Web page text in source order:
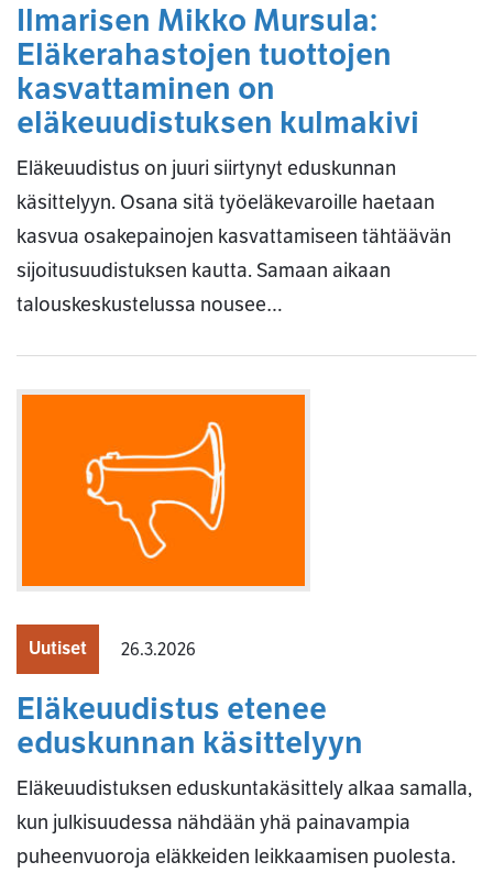
Ilmarisen Mikko Mursula:
Eläkerahastojen tuottojen
kasvattaminen on
eläkeuudistuksen kulmakivi
Eläkeuudistus on juuri siirtynyt eduskunnan
käsittelyyn. Osana sitä työeläkevaroille haetaan
kasvua osakepainojen kasvattamiseen tähtäävän
sijoitusuudistuksen kautta. Samaan aikaan
talouskeskustelussa nousee…
Uutiset 26.3.2026
Eläkeuudistus etenee
eduskunnan käsittelyyn
Eläkeuudistuksen eduskuntakäsittely alkaa samalla,
kun julkisuudessa nähdään yhä painavampia
puheenvuoroja eläkkeiden leikkaamisen puolesta.